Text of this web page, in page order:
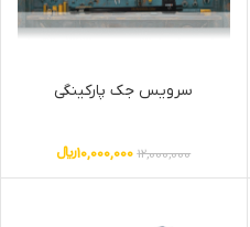
سرویس جک پارکینگی
12,000,000
10,000,000﷼